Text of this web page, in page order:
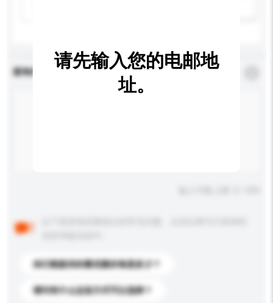
查询内容 * 必须填写
你们能提供的最优惠价格是多少？
请问有什么运送方式可以选择？
请先输入您的电邮地
址。